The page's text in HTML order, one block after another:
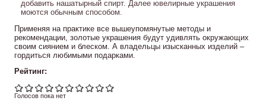
добавить нашатырный спирт. Далее ювелирные украшения
моются обычным способом.
Применяя на практике все вышеупомянутые методы и
рекомендации, золотые украшения будут удивлять окружающих
своим сиянием и блеском. А владельцы изысканных изделий –
гордиться любимыми подарками.
Рейтинг:
Голосов пока нет